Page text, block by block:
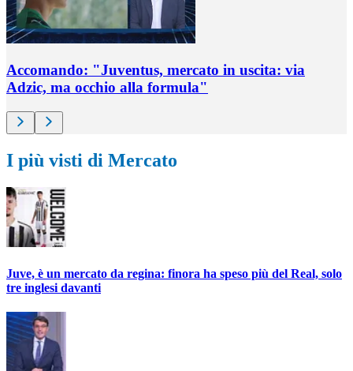
Accomando: "Juventus, mercato in uscita: via
Adzic, ma occhio alla formula"
I più visti di Mercato
Juve, è un mercato da regina: finora ha speso più del Real, solo
tre inglesi davanti